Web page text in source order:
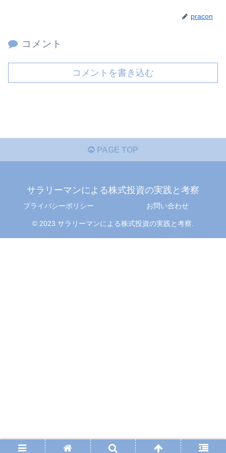
pracon
コメント
コメントを書き込む
PAGE TOP
サラリーマンによる株式投資の実践と考察
プライバシーポリシー お問い合わせ
© 2023 サラリーマンによる株式投資の実践と考察.